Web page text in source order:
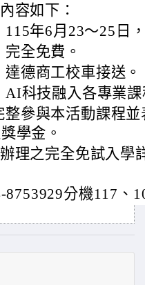
容如下：
115年6月23～25日
全免費。
德商工校車接送。
AI科技融入各專業
整參與本活動課程
學金。
辦理之完全免試入學
8753929分機117、